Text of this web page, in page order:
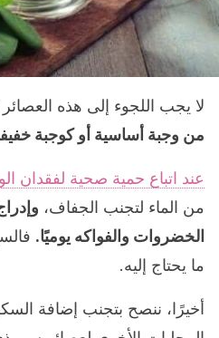
لا يجب اللجوء إلى هذه
من وجبة أساسية أو كوجبة
عند اتباع حمية صحية لفقدان
من الماء لتجنب الجفاف،
الخضروات والفواكه يوميًا.
ما يحتاج إليه.
أخيرًا، ننصح بتجنب إضافة